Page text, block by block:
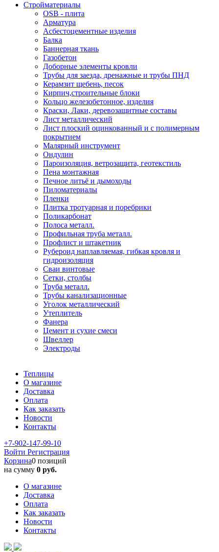
Стройматериалы
OSB - плита
Арматура
Асбестоцементные изделия
Балка
Баннерная ткань
Газобетон
Доборные элементы кровли
Трубы для заезда, дренажные и трубы ПНД
Керамзит щебень, песок
Кирпич,строительные блоки
Кольцо железобетонное, изделия
Краски, Лаки, деревозащитные составы
Лист металлический
Лист плоский оцинкованный и с полимерным
покрытием
Малярный инструмент
Ондулин
Пароизоляция, ветрозащита, геотекстиль
Пена монтажная
Печное литьё и дымоходы
Пиломатериалы
Пленки
Плитка тротуарная и поребрики
Поликарбонат
Полоса металл.
Профильная труба металл.
Профлист и штакетник
Рубероид наплавляемая, гибкая кровля и
гидроизоляция
Сваи винтовые
Сетки, столбы
Труба металл.
Трубы канализационные
Уголок металлический
Утеплитель
Фанера
Цемент и сухие смеси
Швеллер
Электроды
Теплицы
О магазине
Доставка
Оплата
Как заказать
Новости
Контакты
+7-902-147-99-10
Войти Регистрация
Корзина0 позиций
на сумму 0 руб.
О магазине
Доставка
Оплата
Как заказать
Новости
Контакты